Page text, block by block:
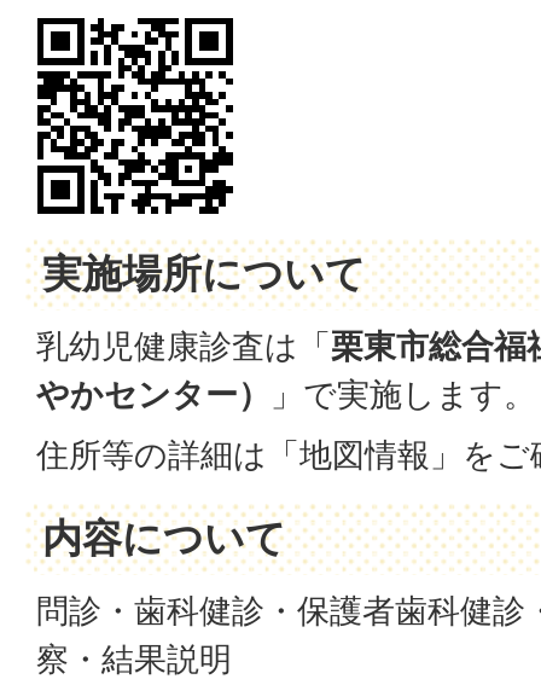
実施場所について
乳幼児健康診査は「 栗東市総合福
やかセンター）
」で実施します。
住所等の詳細は「地図情報」を
内容について
問診・歯科健診・保護者歯科健診
察・結果説明